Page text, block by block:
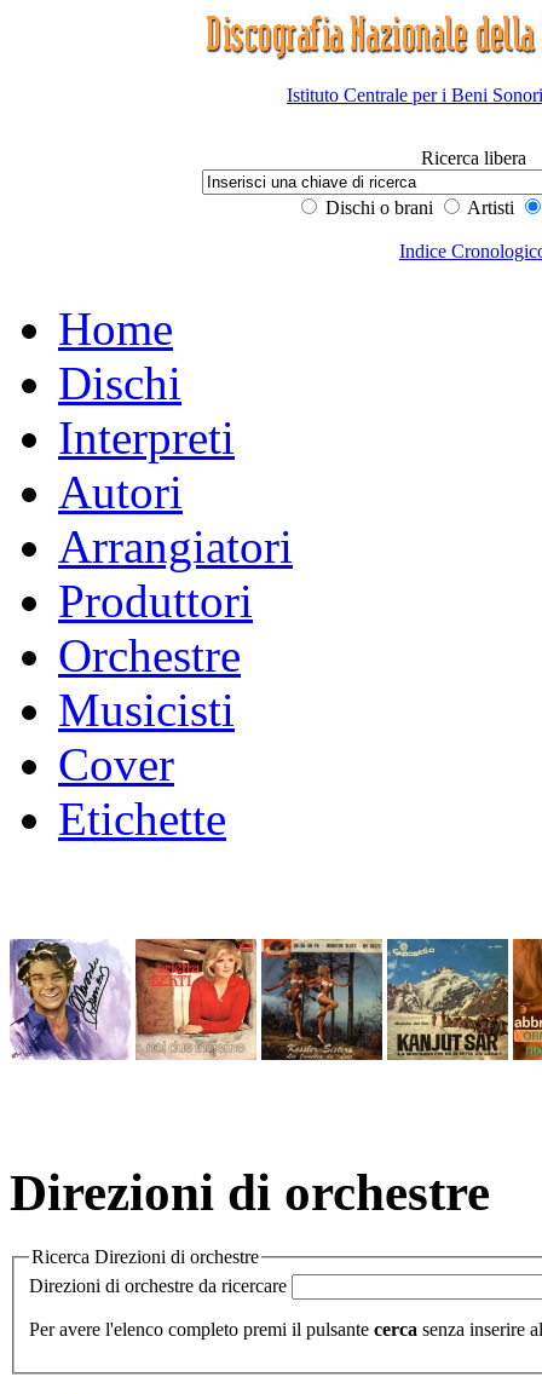
Istituto Centrale per i Beni
Ricerca libera
Dischi o brani Artisti
Indice
Home
Dischi
Interpreti
Autori
Arrangiatori
Produttori
Orchestre
Musicisti
Cover
Etichette
Direzioni di orchestre
Ricerca Direzioni di orchestre
Direzioni di orchestre da ricercare
Per avere l'elenco completo premi il pulsante cerca senza inserire